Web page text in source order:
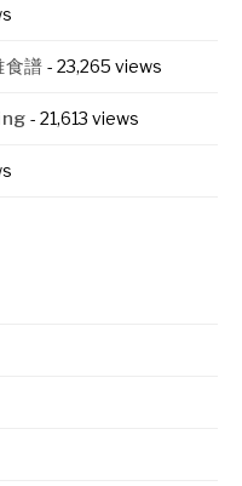
譜 - 23,265 views
- 21,613 views